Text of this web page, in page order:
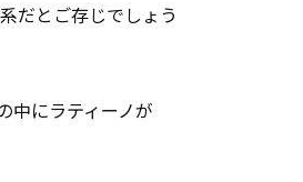
だとご存じでしょう
中にラティーノが